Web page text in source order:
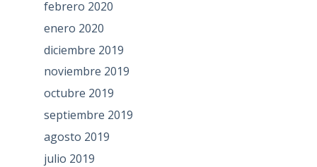
febrero 2020
enero 2020
diciembre 2019
noviembre 2019
octubre 2019
septiembre 2019
agosto 2019
julio 2019